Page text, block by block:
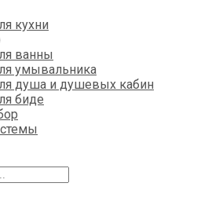
кухни
ванны
умывальника
душа и душевых кабин
биде